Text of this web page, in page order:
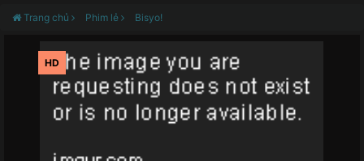
Trang chủ Phim lẻ Bisyo!
HD